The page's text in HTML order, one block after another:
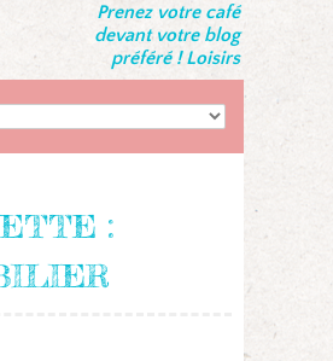
Prenez votre café
devant votre blog
préféré ! Loisirs
: